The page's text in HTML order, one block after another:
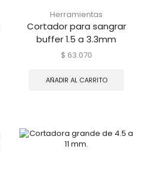
Herramientas
Cortador para sangrar
buffer 1.5 a 3.3mm
$ 63.070
AÑADIR AL CARRITO